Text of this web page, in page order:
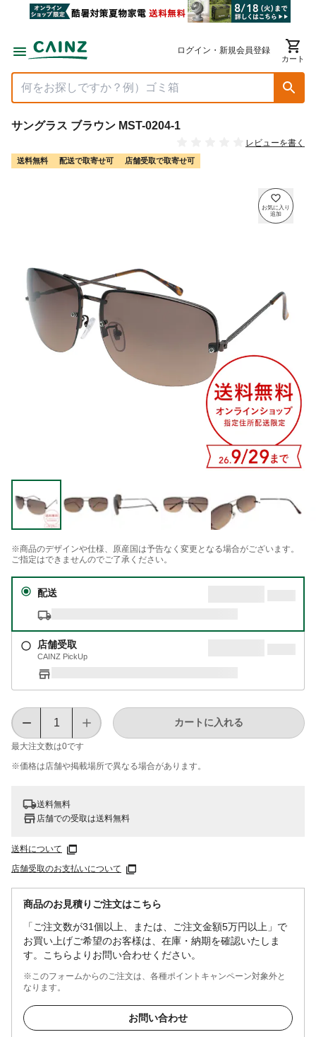
ログイン・新規会員登録
カート
サングラス ブラウン MST-0204-1
レビューを書く
送料無料 配送で取寄せ可 店舗受取で取寄せ可
※商品のデザインや仕様、原産国は予告なく変更となる場合がございます。
ご指定はできませんのでご了承ください。
配送
店舗受取
CAINZ PickUp
最大注文数は0です
カートに入れる
※価格は​店舗や​掲載場所で​異なる​場合が​あります。
送料無料
店舗での受取は送料無料
送料について
店舗受取のお支払いについて
商品のお見積りご注文はこちら
「ご注文数が31個以上、または、ご注文金額5万円以上」で
お買い上げご希望のお客様は、在庫・納期を確認いたしま
す。こちらよりお問い合わせください。
※このフォームからのご注文は、各種ポイントキャンペーン対象外と
なります。
お問い合わせ